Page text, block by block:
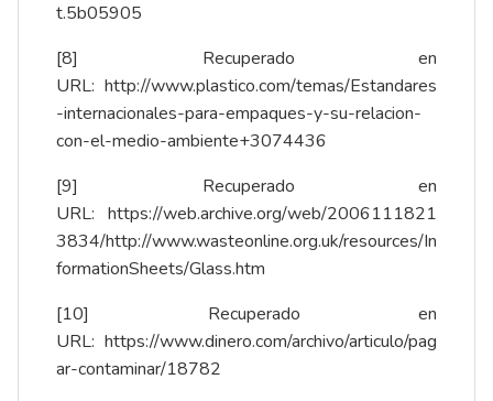
t.5b05905
[8] Recuperado en
URL: http://www.plastico.com/temas/Estandares
-internacionales-para-empaques-y-su-relacion-
con-el-medio-ambiente+3074436
[9] Recuperado en
URL: https://web.archive.org/web/2006111821
3834/http://www.wasteonline.org.uk/resources/In
formationSheets/Glass.htm
[10] Recuperado en
URL: https://www.dinero.com/archivo/articulo/pag
ar-contaminar/18782